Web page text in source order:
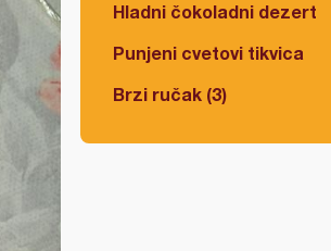
Hladni čokoladni dezert
Punjeni cvetovi tikvica
Brzi ručak (3)